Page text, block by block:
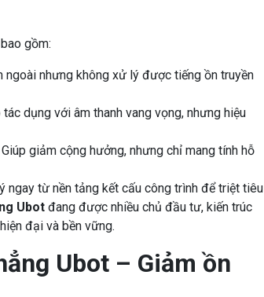
gồm:
ngoài nhưng không xử lý được tiếng ồn truyền
tác dụng với âm thanh vang vọng, nhưng hiệu
Giúp giảm cộng hưởng, nhưng chỉ mang tính hỗ
ngay từ nền tảng kết cấu công trình để triệt tiêu
Ubot đang được nhiều chủ đầu tư, kiến trúc
đại và bền vững.
Ubot – Giảm ồn